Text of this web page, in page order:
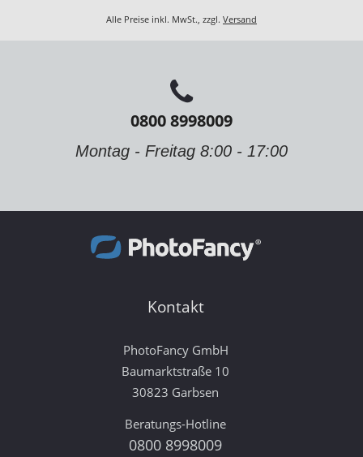
Alle Preise inkl. MwSt., zzgl. Versand
0800 8998009
Montag - Freitag 8:00 - 17:00
Kontakt
PhotoFancy GmbH
Baumarktstraße 10
30823 Garbsen
Beratungs-Hotline
0800 8998009